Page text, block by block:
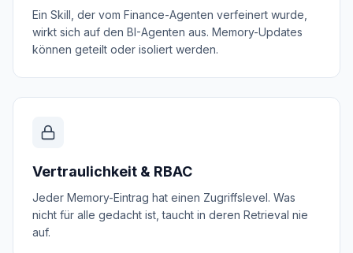
Ein Skill, der vom Finance-Agenten verfeinert wurde,
wirkt sich auf den BI-Agenten aus. Memory-Updates
können geteilt oder isoliert werden.
Vertraulichkeit & RBAC
Jeder Memory-Eintrag hat einen Zugriffslevel. Was
nicht für alle gedacht ist, taucht in deren Retrieval nie
auf.